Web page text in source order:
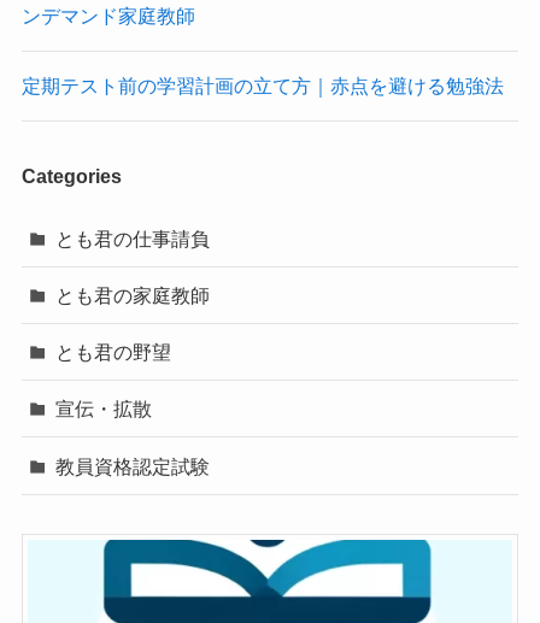
ンデマンド家庭教師
定期テスト前の学習計画の立て方｜赤点を避ける勉強法
Categories
とも君の仕事請負
とも君の家庭教師
とも君の野望
宣伝・拡散
教員資格認定試験